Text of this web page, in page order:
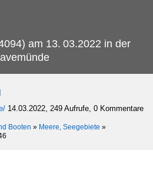
am 13. 03.2022 in der
14.03.2022, 249 Aufrufe, 0 Kommentare
Booten » Meere, Seegebiete »